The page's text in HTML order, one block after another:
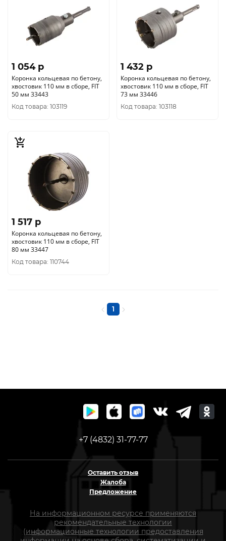
1 054 p
Коронка кольцевая по бетону,
хвостовик 110 мм в сборе, FIT
50 мм 33443
Код товара: 103119
1 432 p
Коронка кольцевая по бетону,
хвостовик 110 мм в сборе, FIT
73 мм 33446
Код товара: 103118
1 517 p
Коронка кольцевая по бетону,
хвостовик 110 мм в сборе, FIT
80 мм 33447
Код товара: 110744
1
+7 (4832) 31-77-77
Оставить отзыв
Жалоба
Предложение
На информационном ресурсе применяются
рекомендательные технологии
(информационные технологии предоставления